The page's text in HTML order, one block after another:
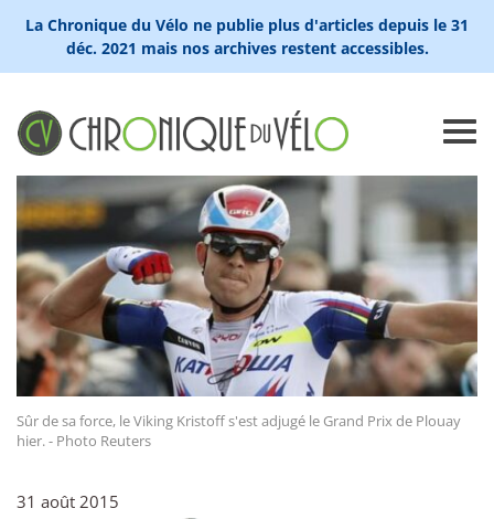
La Chronique du Vélo ne publie plus d'articles depuis le 31
déc. 2021 mais nos archives restent accessibles.
Sûr de sa force, le Viking Kristoff s'est adjugé le Grand Prix de Plouay
hier. - Photo Reuters
31 août 2015